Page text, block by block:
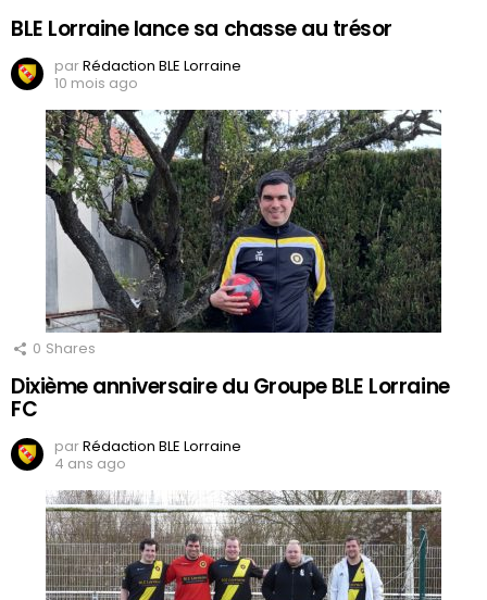
BLE Lorraine lance sa chasse au trésor
parRédaction BLE Lorraine
10 mois ago
0 Shares
Dixième anniversaire du Groupe BLE Lorraine
FC
parRédaction BLE Lorraine
4 ans ago